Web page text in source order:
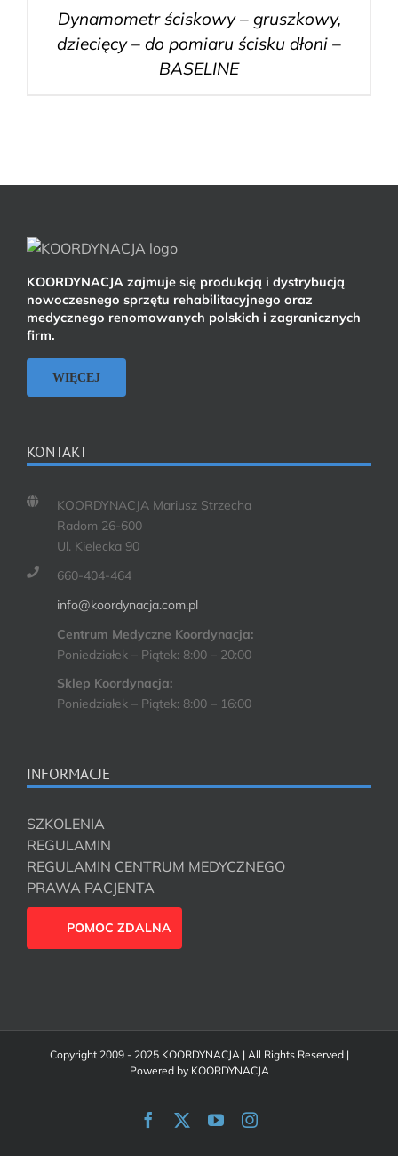
Dynamometr ściskowy – gruszkowy,
dziecięcy – do pomiaru ścisku dłoni –
BASELINE
KOORDYNACJA zajmuje się produkcją i dystrybucją
nowoczesnego sprzętu rehabilitacyjnego oraz
medycznego renomowanych polskich i zagranicznych
firm.
WIĘCEJ
KONTAKT
KOORDYNACJA Mariusz Strzecha
Radom 26-600
Ul. Kielecka 90
660-404-464
info@koordynacja.com.pl
Centrum Medyczne Koordynacja:
Poniedziałek – Piątek: 8:00 – 20:00
Sklep Koordynacja:
Poniedziałek – Piątek: 8:00 – 16:00
INFORMACJE
SZKOLENIA
REGULAMIN
REGULAMIN CENTRUM MEDYCZNEGO
PRAWA PACJENTA
POMOC ZDALNA
Copyright 2009 - 2025 KOORDYNACJA | All Rights Reserved |
Powered by KOORDYNACJA
Facebook YouTubeInstagram